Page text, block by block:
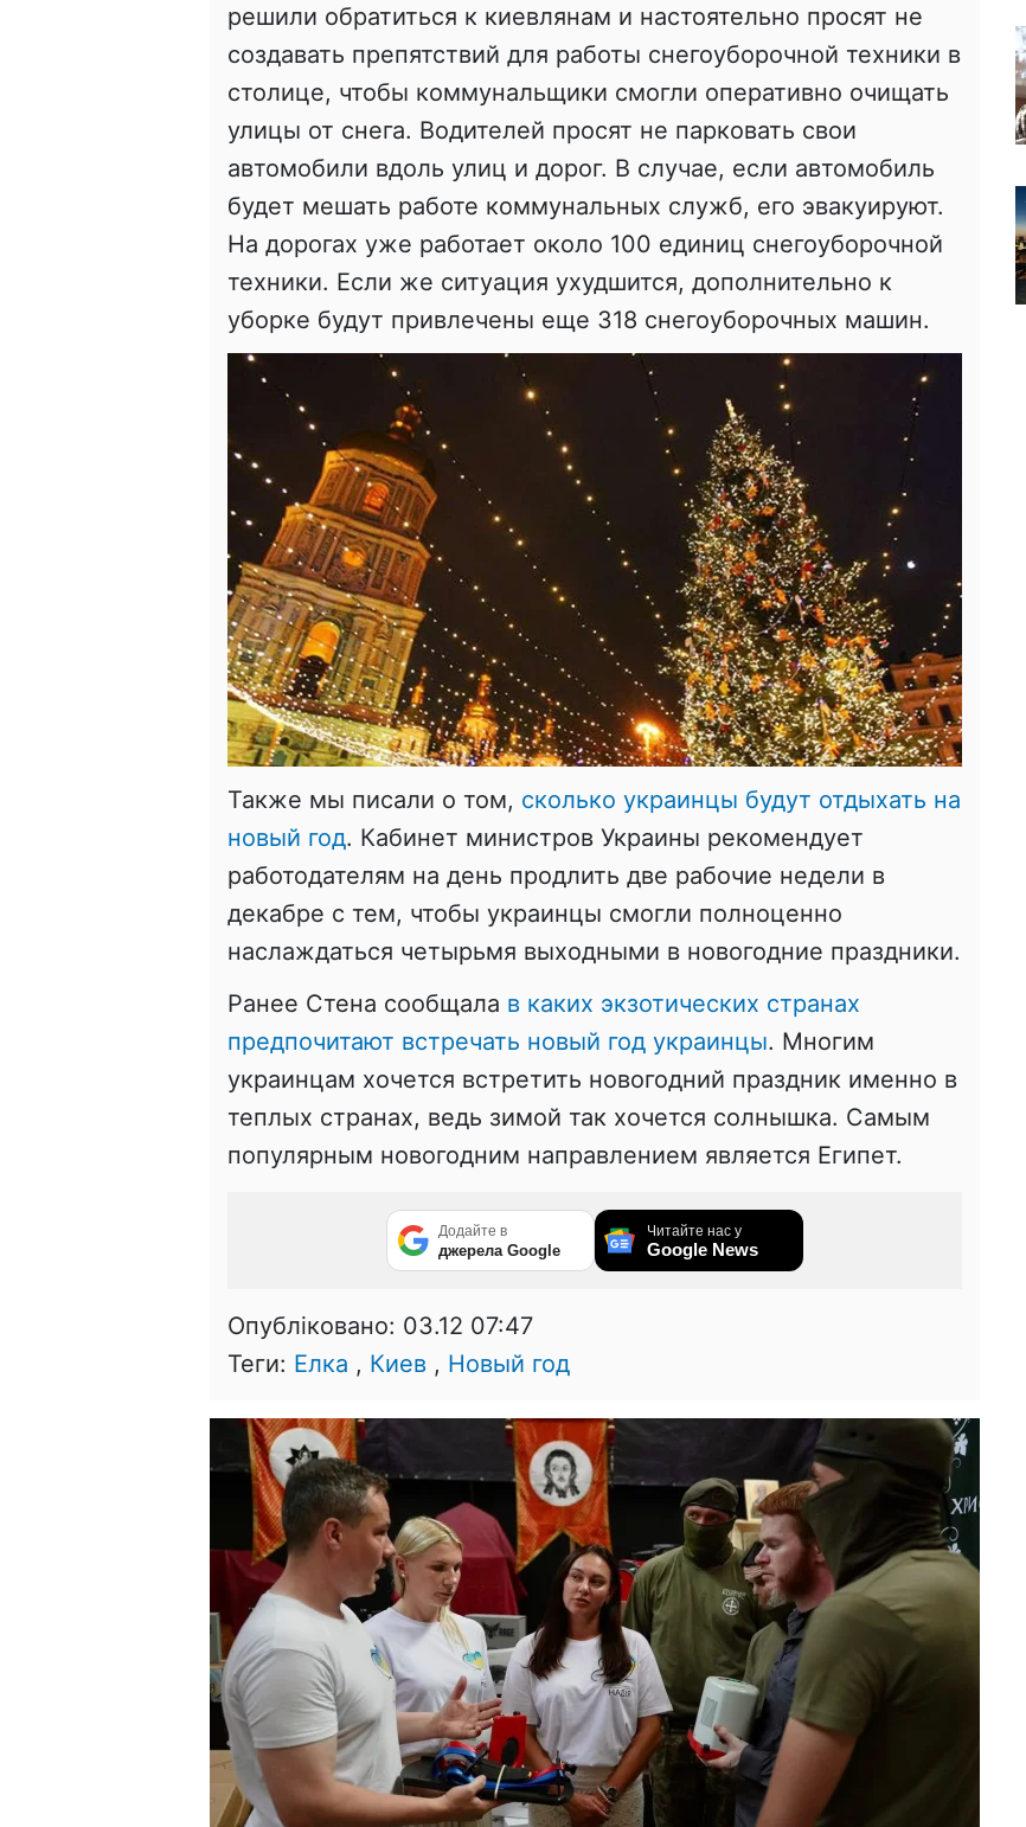
решили обратиться к киевлянам и настоятельно просят не
создавать препятствий для работы снегоуборочной техники в
столице, чтобы коммунальщики смогли оперативно очищать
улицы от снега. Водителей просят не парковать свои
автомобили вдоль улиц и дорог. В случае, если автомобиль
будет мешать работе коммунальных служб, его эвакуируют.
На дорогах уже работает около 100 единиц снегоуборочной
техники. Если же ситуация ухудшится, дополнительно к
уборке будут привлечены еще 318 снегоуборочных машин.
Также мы писали о том, сколько украинцы будут отдыхать на
новый год. Кабинет министров Украины рекомендует
работодателям на день продлить две рабочие недели в
декабре с тем, чтобы украинцы смогли полноценно
наслаждаться четырьмя выходными в новогодние праздники.
Ранее Стена сообщала в каких экзотических странах
предпочитают встречать новый год украинцы. Многим
украинцам хочется встретить новогодний праздник именно в
теплых странах, ведь зимой так хочется солнышка. Самым
популярным новогодним направлением является Египет.
Додайте в
джерела Google
Читайте нас у
Google News
Опубліковано: 03.12 07:47
Теги: Елка , Киев , Новый год